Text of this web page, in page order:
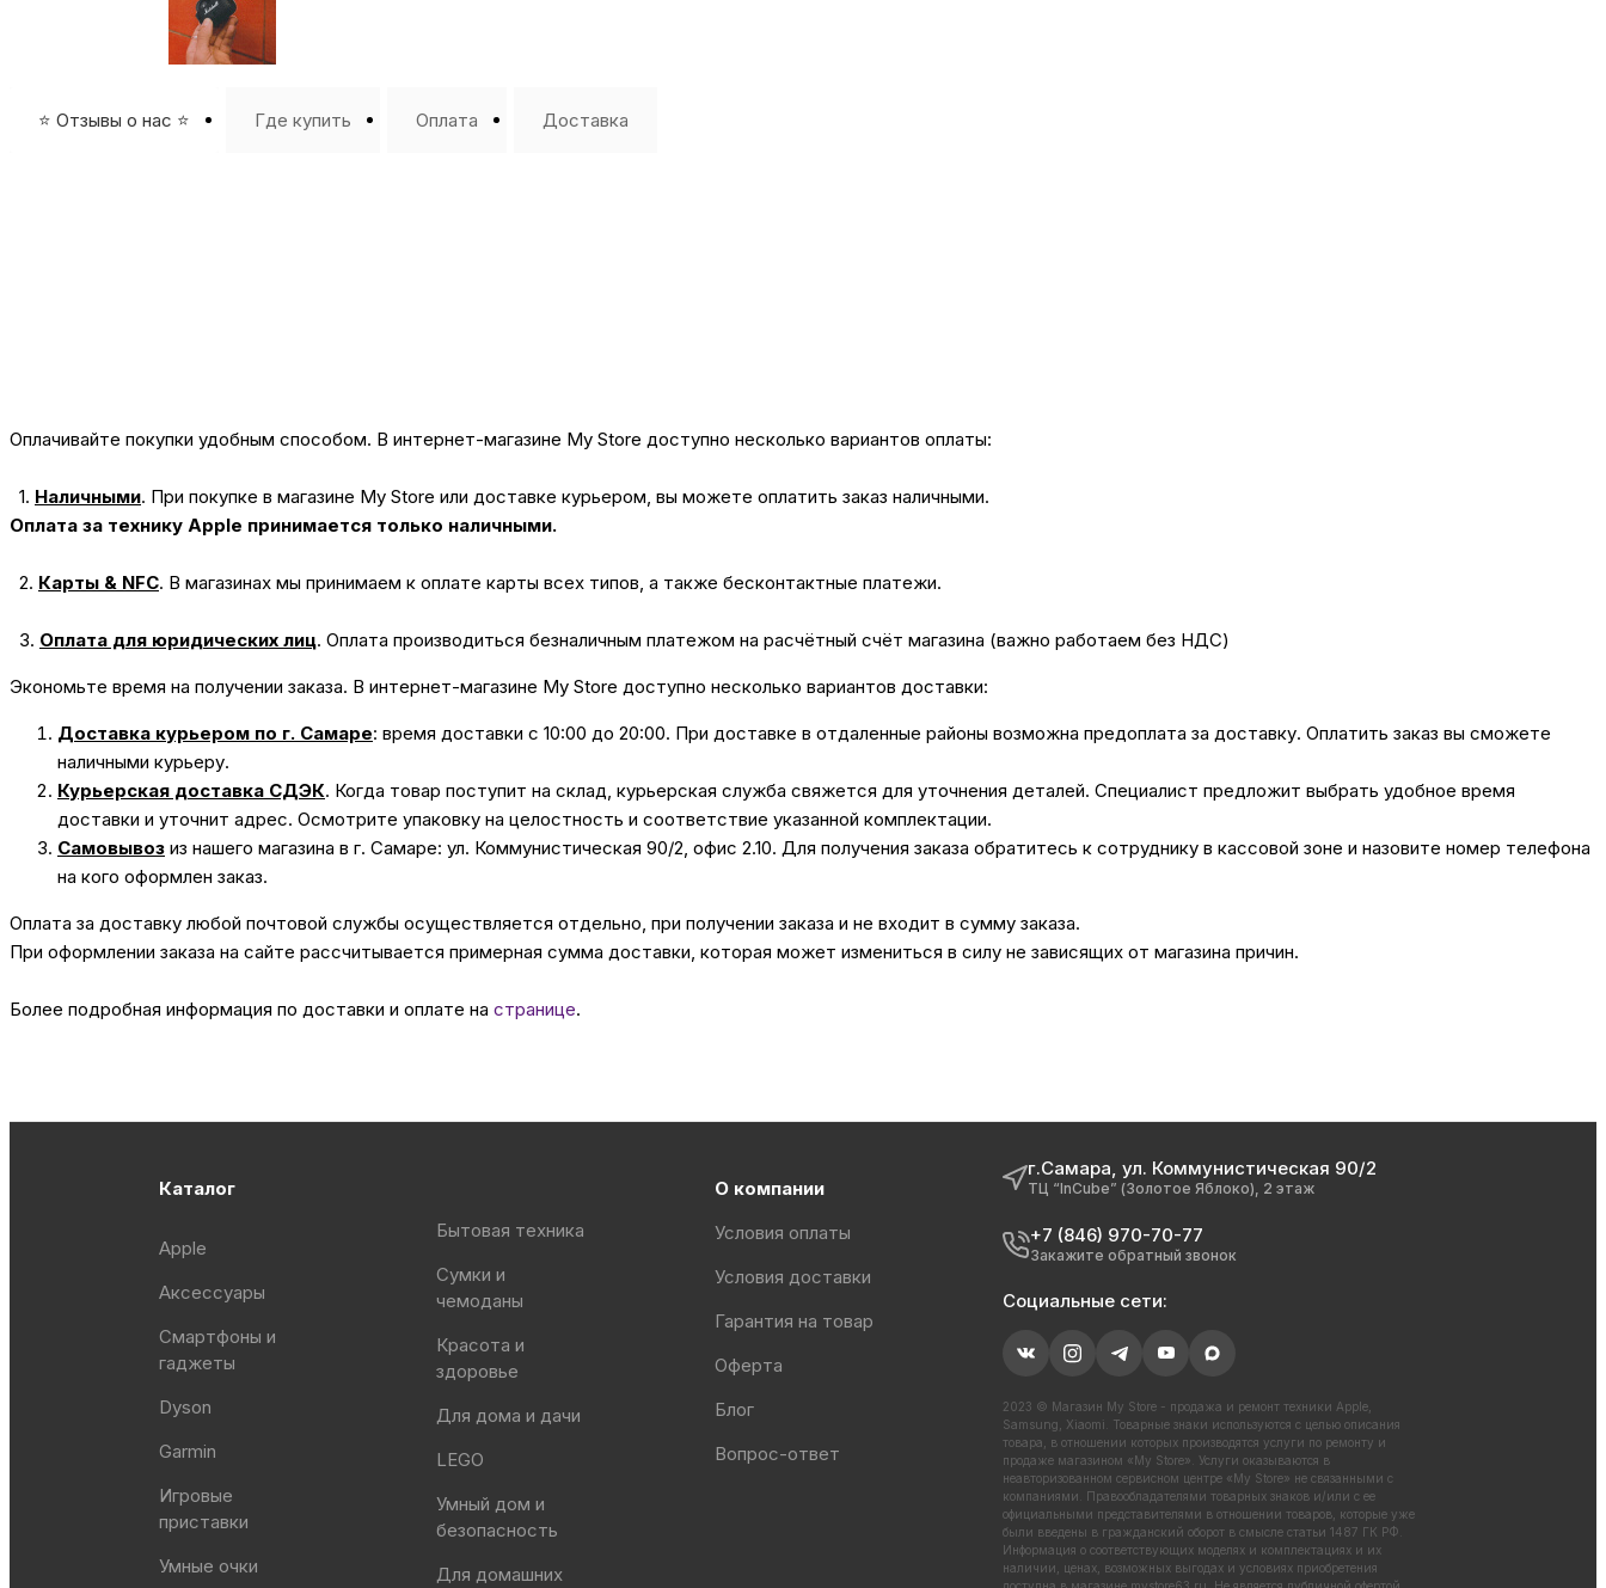
⭐️ Отзывы о нас ⭐️ Где купить Оплата Доставка
Оплачивайте покупки удобным способом. В интернет-магазине My Store доступно несколько вариантов оплаты:
1. Наличными. При покупке в магазине My Store или доставке курьером, вы можете оплатить заказ наличными.
Оплата за технику Apple принимается только наличными.
2. Карты & NFC. В магазинах мы принимаем к оплате карты всех типов, а также бесконтактные платежи.
3. Оплата для юридических лиц. Оплата производиться безналичным платежом на расчётный счёт магазина (важно работаем без НДС)
Экономьте время на получении заказа. В интернет-магазине My Store доступно несколько вариантов доставки:
Доставка курьером по г. Самаре: время доставки с 10:00 до 20:00. При доставке в отдаленные районы возможна предоплата за доставку. Оплатить заказ вы сможете
наличными курьеру.
Курьерская доставка СДЭК. Когда товар поступит на склад, курьерская служба свяжется для уточнения деталей. Специалист предложит выбрать удобное время
доставки и уточнит адрес. Осмотрите упаковку на целостность и соответствие указанной комплектации.
Самовывоз из нашего магазина в г. Самаре: ул. Коммунистическая 90/2, офис 2.10. Для получения заказа обратитесь к сотруднику в кассовой зоне и назовите номер телефона
на кого оформлен заказ.
Оплата за доставку любой почтовой службы осуществляется отдельно, при получении заказа и не входит в сумму заказа.
При оформлении заказа на сайте рассчитывается примерная сумма доставки, которая может измениться в силу не зависящих от магазина причин.
Более подробная информация по доставки и оплате на странице.
Каталог
Apple
Аксессуары
Смартфоны и
гаджеты
Dyson
Garmin
Игровые
приставки
Умные очки
Бытовая техника
Сумки и
чемоданы
Красота и
здоровье
Для дома и дачи
LEGO
Умный дом и
безопасность
Для домашних
О компании
Условия оплаты
Условия доставки
Гарантия на товар
Оферта
Блог
Вопрос-ответ
г.Самара, ул. Коммунистическая 90/2
ТЦ “InCube” (Золотое Яблоко), 2 этаж
+7 (846) 970-70-77
Закажите обратный звонок
Социальные сети:
2023 © Магазин My Store - продажа и ремонт техники Apple,
Samsung, Xiaomi. Товарные знаки используются с целью описания
товара, в отношении которых производятся услуги по ремонту и
продаже магазином «My Store». Услуги оказываются в
неавторизованном сервисном центре «My Store» не связанными с
компаниями. Правообладателями товарных знаков и/или с ее
официальными представителями в отношении товаров, которые уже
были введены в гражданский оборот в смысле статьи 1487 ГК РФ.
Информация о соответствующих моделях и комплектациях и их
наличии, ценах, возможных выгодах и условиях приобретения